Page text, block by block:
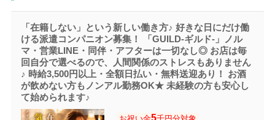
「在籍しない」という新しい働き方♪ 好きな日にだけ働
ける派遣コンパニオン募集！ 「GUILD-ギルド‐」ノル
マ・営業LINE・同伴・アフターは一切なし◎ お店は毎
回自分で選べるので、人間関係のストレスもありません
♪ 時給3,500円以上・全額日払い・無料送迎あり！ お酒
が飲めない方もノンアル勤務OK★ 未経験の方も安心し
て始められます♪
5